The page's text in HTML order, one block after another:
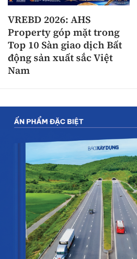
VREBD 2026: AHS
Property góp mặt trong
Top 10 Sàn giao dịch Bất
động sản xuất sắc Việt
Nam